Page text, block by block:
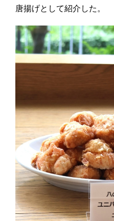
唐揚げとして紹介した。